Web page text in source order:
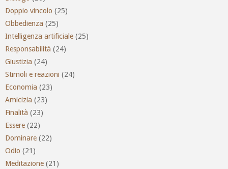
Doppio vincolo (25)
Obbedienza (25)
Intelligenza artificiale (25)
Responsabilità (24)
Giustizia (24)
Stimoli e reazioni (24)
Economia (23)
Amicizia (23)
Finalità (23)
Essere (22)
Dominare (22)
Odio (21)
Meditazione (21)